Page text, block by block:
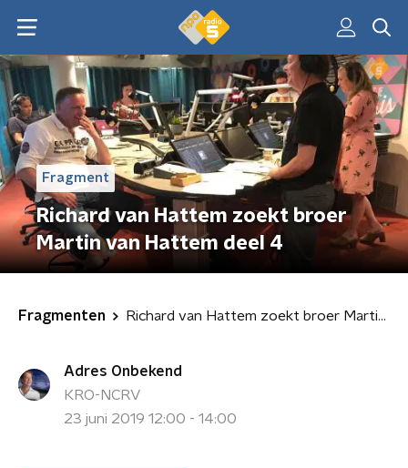
Fragment
Richard van Hattem zoekt broer
Martin van Hattem deel 4
Fragmenten Richard van Hattem zoekt broer Martin van Hattem deel 4
Adres Onbekend
KRO-NCRV
23 juni 2019 12:00 - 14:00